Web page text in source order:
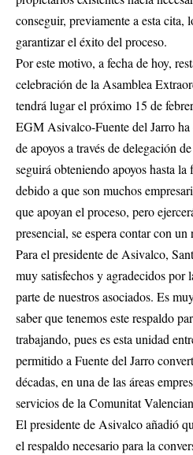
conseguir, previamente a esta cita,
garantizar el éxito del proceso.
Por este motivo, a fecha de hoy,
celebración de la Asamblea
tendrá lugar el próximo 15 de
EGM Asivalco-Fuente del Jarro
de apoyos a través de delegación
seguirá obteniendo apoyos hasta
debido a que son muchos
que apoyan el proceso, pero
presencial, se espera contar con
Para el presidente de Asivalco,
muy satisfechos y agradecidos por
parte de nuestros asociados. Es
saber que tenemos este respaldo
trabajando, pues es esta unidad
permitido a Fuente del Jarro
décadas, en una de las áreas
servicios de la Comunitat
El presidente de Asivalco añadió
el respaldo necesario para la